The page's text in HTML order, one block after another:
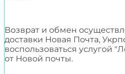
Возврат и обмен
доставки Новая Почта,
воспользоваться услугой
от Новой почты.